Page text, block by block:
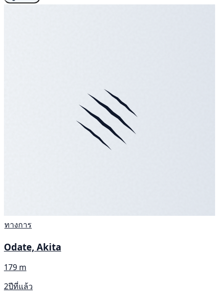
ทางการ
Odate, Akita
179 m
2ปีที่แล้ว